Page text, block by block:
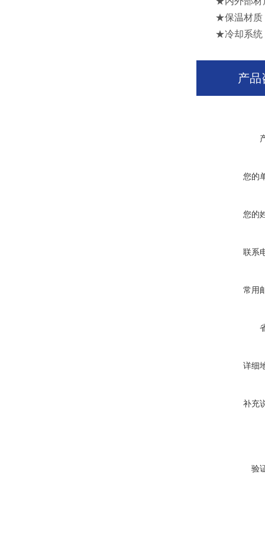
★保温材质：
★冷却系统：
产品
您的
您的
联系
常用
详细
补充
验